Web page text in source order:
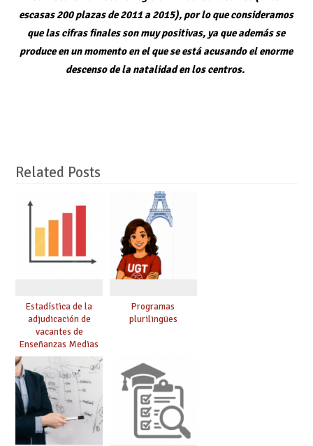
escasas 200 plazas de 2011 a 2015), por lo que consideramos
que las cifras finales son muy positivas, ya que además se
produce en un momento en el que se está acusando el enorme
descenso de la natalidad en los centros.
Related Posts
Estadística de la
adjudicación de
vacantes de
Enseñanzas Medias
para el curso 26/27
Programas
plurilingües